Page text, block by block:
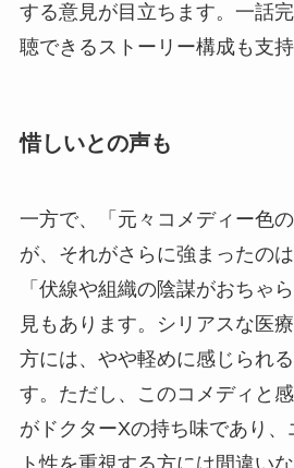
する意見が目立ちます。一話
聴できるストーリー構成も支
惜しいとの声も
一方で、「元々コメディー色
が、それがさらに強まったの
「伏線や組織の陰謀がおちゃ
見もあります。シリアスな医
方には、やや軽めに感じられ
す。ただし、このコメディと
がドクターXの持ち味であり
ト性を重視する方には間違い